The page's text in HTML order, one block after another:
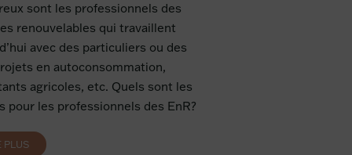
sont les professionnels des
renouvelables qui travaillent
avec des particuliers ou des
en autoconsommation,
agricoles, etc. Quels sont les
pour les professionnels des EnR?
PLUS